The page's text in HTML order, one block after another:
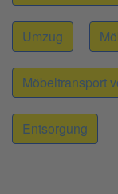
Umzug
Möbeltransport
Entsorgung